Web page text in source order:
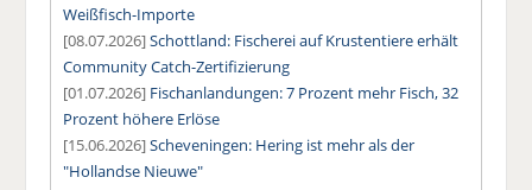
Weißfisch-Importe
[08.07.2026]Schottland: Fischerei auf Krustentiere erhält
Community Catch-Zertifizierung
[01.07.2026] Fischanlandungen: 7 Prozent mehr Fisch, 32
Prozent höhere Erlöse
[15.06.2026]Scheveningen: Hering ist mehr als der
"Hollandse Nieuwe"